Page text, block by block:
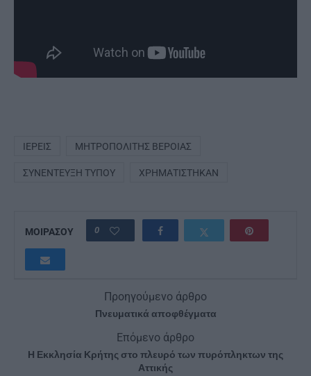
ΙΕΡΕΊΣ ΜΗΤΡΟΠΟΛΊΤΗΣ ΒΕΡΟΊΑΣ
ΣΥΝΈΝΤΕΥΞΗ ΤΎΠΟΥ ΧΡΗΜΑΤΊΣΤΗΚΑΝ
ΜΟΙΡΑΣΟΥ 0
Προηγούμενο άρθρο
Πνευματικά αποφθέγματα
Επόμενο άρθρο
Η Εκκλησία Κρήτης στο πλευρό των πυρόπληκτων της
Αττικής